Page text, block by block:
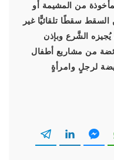
من المشيمة أو
السقط سقطًا تلقائيًّا غير
الشَّرع وبإذن
من مشاريع أطفال
لرجلٍ وامرأةٍ